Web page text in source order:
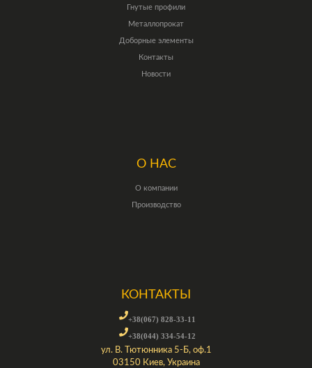
Гнутые профили
Металлопрокат
Доборные элементы
Контакты
Новости
О НАС
О компании
Производство
КОНТАКТЫ
+38(067) 828-33-11
+38(044) 334-54-12
ул. В. Тютюнника 5-Б, оф.1
03150 Киев, Украина